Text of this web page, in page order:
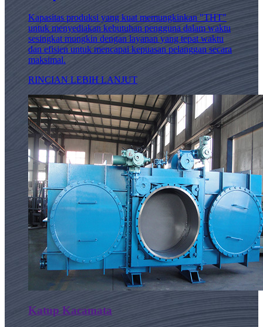
Kapasitas produksi yang kuat memungkinkan "THT"
untuk menyediakan kebutuhan pengguna dalam waktu
sesingkat mungkin dengan layanan yang tepat waktu
dan efisien untuk mencapai kepuasan pelanggan secara
maksimal.
RINCIAN LEBIH LANJUT
Katup Kacamata